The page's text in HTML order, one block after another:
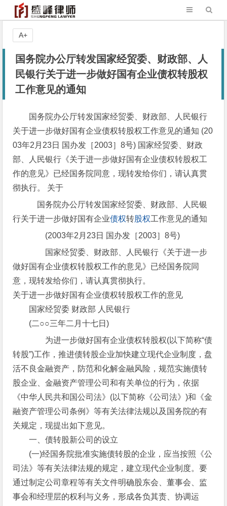
国务院办公厅转发国家经贸委、财政部、人
民银行关于进一步做好国有企业债权转股权
工作意见的通知
国务院办公厅转发国家经贸委、财政部、人民银行
关于进一步做好国有企业债权转股权工作意见的通知 (20
03年2月23日 国办发［2003］8号) 国家经贸委、财政
部、人民银行《关于进一步做好国有企业债权转股权工
作的意见》已经国务院同意，现转发给你们，请认真贯
彻执行。 关于
国务院办公厅转发国家经贸委、财政部、人民银
行关于进一步做好国有企业债权转股权工作意见的通知
(2003年2月23日 国办发［2003］8号)
国家经贸委、财政部、人民银行《关于进一步
做好国有企业债权转股权工作的意见》已经国务院同
意，现转发给你们，请认真贯彻执行。
关于进一步做好国有企业债权转股权工作的意见
国家经贸委 财政部 人民银行
(二○○三年二月十七日)
为进一步做好国有企业债权转股权(以下简称“债
转股”)工作，推进债转股企业加快建立现代企业制度，盘
活不良金融资产，防范和化解金融风险，规范实施债转
股企业、金融资产管理公司和有关单位的行为，依据
《中华人民共和国公司法》(以下简称《公司法》)和《金
融资产管理公司条例》等有关法律法规以及国务院的有
关规定，现提出如下意见。
一、债转股新公司的设立
(一)经国务院批准实施债转股的企业，应当按照《公
司法》等有关法律法规的规定，建立现代企业制度。要
通过制定公司章程等有关文件明确股东会、董事会、监
事会和经理层的权利与义务，形成各负其责、协调运
A+